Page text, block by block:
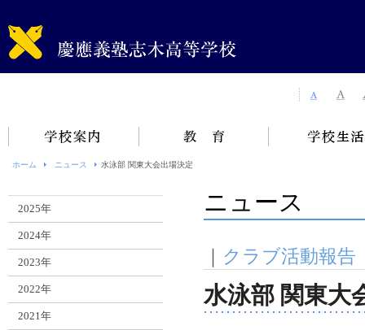
ホーム ニュース 水泳部 関東大会出場決定
ニュース
クラブ活動報告
水泳部 関東大
2025年
2024年
2023年
2022年
2021年